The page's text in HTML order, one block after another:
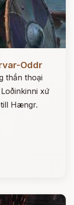
Oddr
thần thoại
xứ
Hængr.